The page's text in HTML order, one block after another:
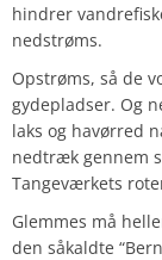
hindrer
nedstrøms.
Opstrøms, så de
gydepladser. Og
laks og havørred
nedtræk gennem
Tangeværkets
Glemmes må
den såkaldte